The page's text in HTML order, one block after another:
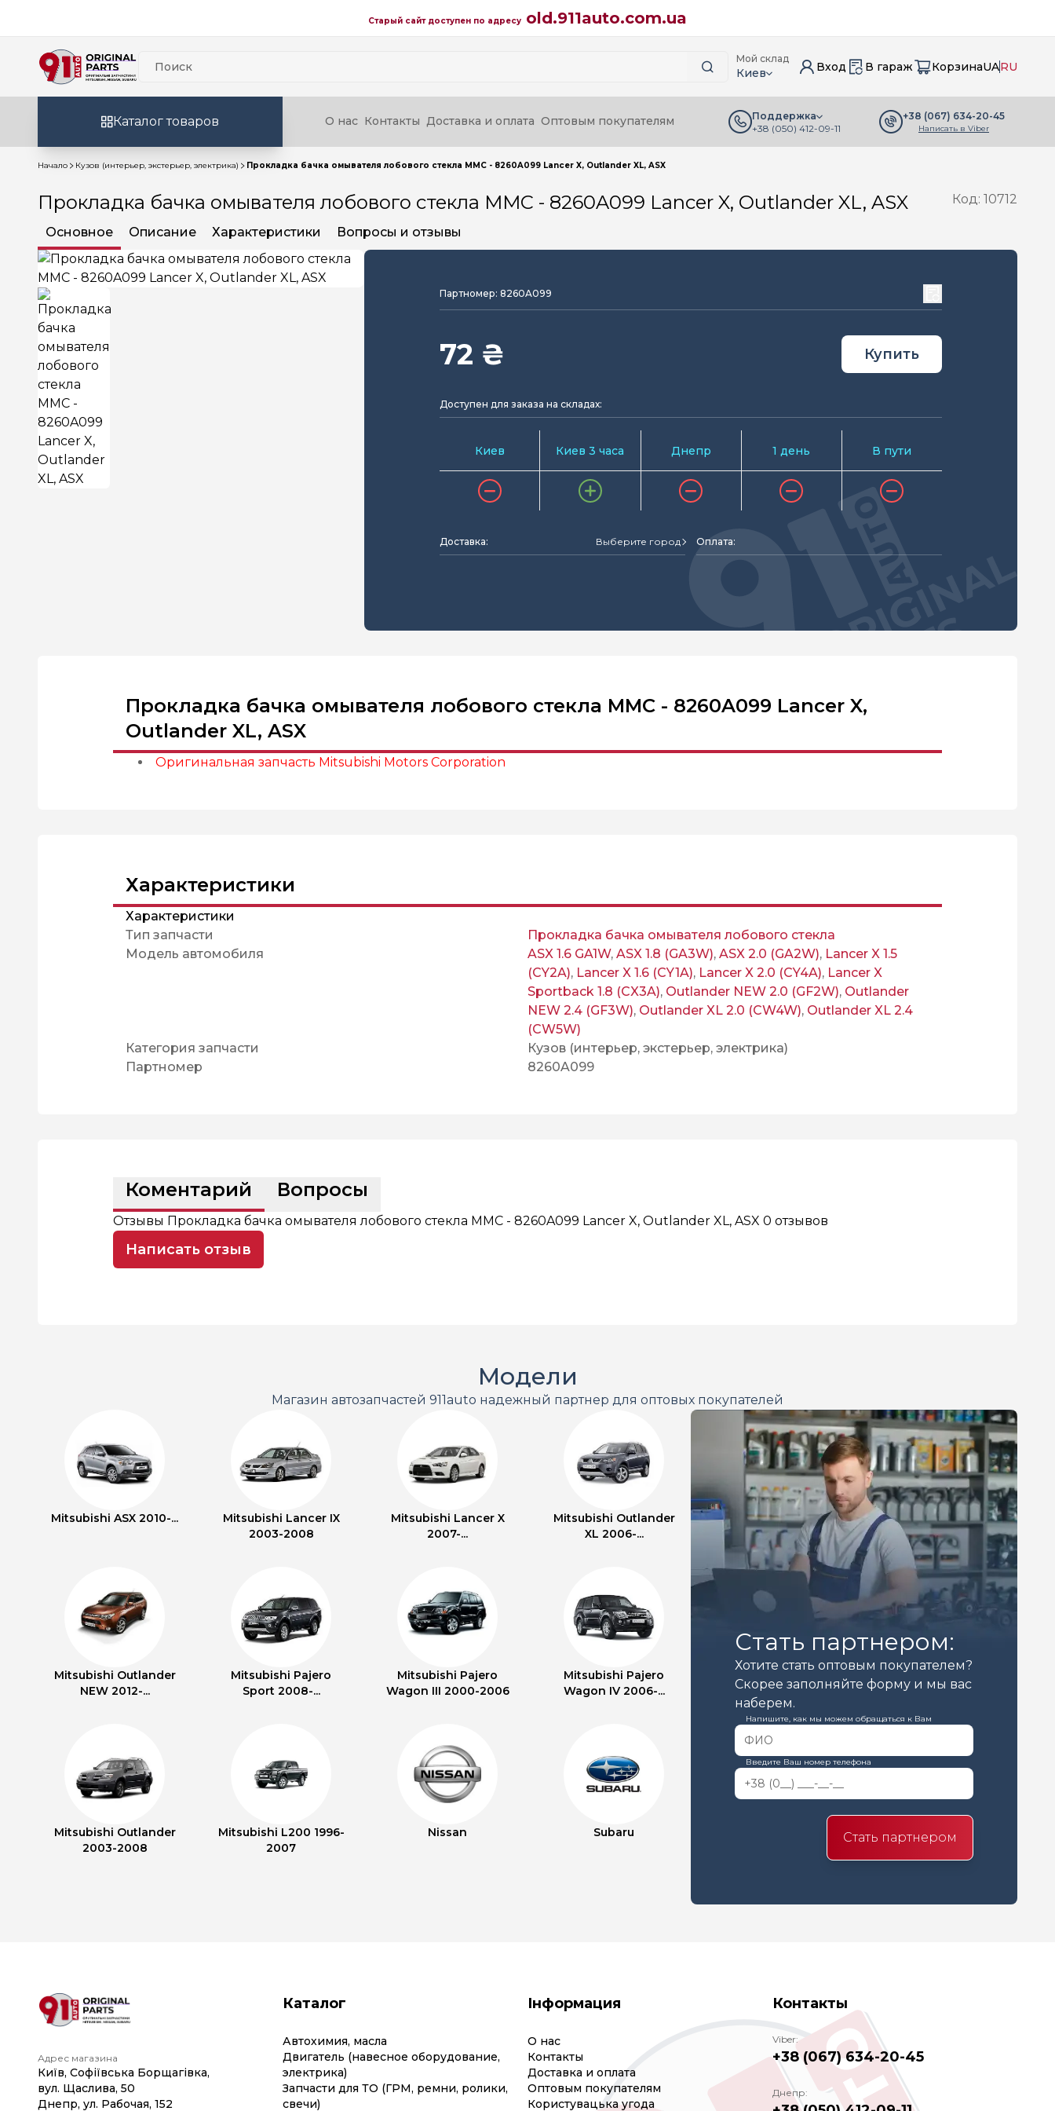
Старый сайт доступен по адресу old.911auto.com.ua
Мой склад
Киев Вход В гараж КорзинаUARU
Каталог товаров О нас Контакты Доставка и оплата Оптовым покупателям
Поддержка
+38 (050) 412-09-11
+38 (067) 634-20-45
Написать в Viber
Начало Кузов (интерьер, экстерьер, электрика) Прокладка бачка омывателя лобового стекла MMC - 8260A099 Lancer X, Outlander XL, ASX
Прокладка бачка омывателя лобового стекла MMC - 8260A099 Lancer X, Outlander XL, ASX Код: 10712
Основное Описание Характеристики Вопросы и отзывы
Партномер: 8260A099
72 ₴ Купить
Доступен для заказа на складах:
Киев Киев 3 часа Днепр 1 день В пути
Доставка: Выберите город Оплата:
Прокладка бачка омывателя лобового стекла MMC - 8260A099 Lancer X,
Outlander XL, ASX
Оригинальная запчасть Mitsubishi Motors Corporation
Характеристики
Характеристики
Тип запчасти
Прокладка бачка омывателя лобового стекла
Модель автомобиля
ASX 1.6 GA1W, ASX 1.8 (GA3W), ASX 2.0 (GA2W), Lancer X 1.5
(CY2A), Lancer X 1.6 (CY1A), Lancer X 2.0 (CY4A), Lancer X
Sportback 1.8 (CX3A), Outlander NEW 2.0 (GF2W), Outlander
NEW 2.4 (GF3W), Outlander XL 2.0 (CW4W), Outlander XL 2.4
(CW5W)
Категория запчасти
Кузов (интерьер, экстерьер, электрика)
Партномер
8260A099
Коментарий Вопросы
Отзывы Прокладка бачка омывателя лобового стекла MMC - 8260A099 Lancer X, Outlander XL, ASX 0 отзывов
Написать отзыв
Модели
Магазин автозапчастей 911auto надежный партнер для оптовых покупателей
Mitsubishi ASX 2010-...
Mitsubishi Lancer IX
2003-2008
Mitsubishi Lancer X
2007-...
Mitsubishi Outlander
XL 2006-...
Mitsubishi Outlander
NEW 2012-...
Mitsubishi Pajero
Sport 2008-...
Mitsubishi Pajero
Wagon III 2000-2006
Mitsubishi Pajero
Wagon IV 2006-...
Mitsubishi Outlander
2003-2008
Mitsubishi L200 1996-
2007
Nissan Subaru
Стать партнером:
Хотите стать оптовым покупателем?
Скорее заполняйте форму и мы вас
наберем.
Напишите, как мы можем обращаться к Вам
Введите Ваш номер телефона
Стать партнером
Адрес магазина
Київ, Софіївська Борщагівка,
вул. Щаслива, 50
Днепр, ул. Рабочая, 152
Каталог
Автохимия, масла
Двигатель (навесное оборудование,
электрика)
Запчасти для ТО (ГРМ, ремни, ролики,
свечи)
Інформация
О нас
Контакты
Доставка и оплата
Оптовым покупателям
Користувацька угода
Контакты
Viber:
+38 (067) 634-20-45
Днепр: